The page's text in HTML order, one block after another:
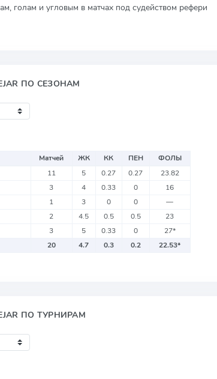
голам и угловым в матчах под судейством рефери
ПО СЕЗОНАМ
Матчей ЖК КК ПЕН
ФОЛЫ
11 5 0.27 0.27
23.82
3 4 0.33 0
16
1 3 0 0
—
2 4.5 0.5 0.5
23
3 5 0.33 0 27*
20 4.7 0.3 0.2 22.53*
ПО ТУРНИРАМ